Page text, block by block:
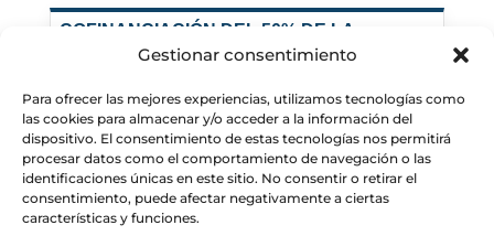
Gestionar consentimiento
Para ofrecer las mejores experiencias, utilizamos tecnologías como
las cookies para almacenar y/o acceder a la información del
dispositivo. El consentimiento de estas tecnologías nos permitirá
procesar datos como el comportamiento de navegación o las
identificaciones únicas en este sitio. No consentir o retirar el
consentimiento, puede afectar negativamente a ciertas
características y funciones.
COFINANCIACIÓN DEL 50% DE LA
DIFERENCIA ENTRE EL CONTRATO RYC Y
PI:Rafael Luque Ramírez
Dates: 01/08/2025 - 31/07/2030
EURYC25007